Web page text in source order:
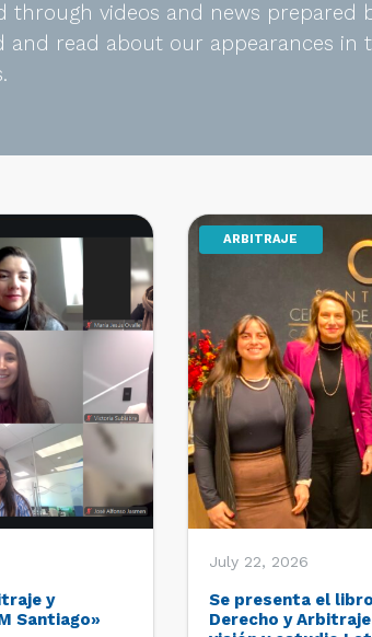
through videos and news
read about our appearances
y
Santiago»
ARBITRAJE
July 22, 2026
Se presenta el libro
Derecho y